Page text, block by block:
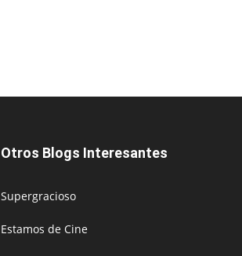
Otros Blogs Interesantes
Supergracioso
Estamos de Cine